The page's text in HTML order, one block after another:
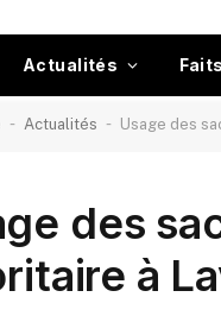
Actualités
- Actualités - Usage des
des
à